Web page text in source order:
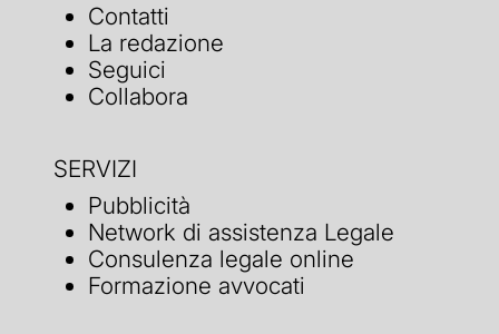
Contatti
La redazione
Seguici
Collabora
SERVIZI
Pubblicità
Network di assistenza Legale
Consulenza legale online
Formazione avvocati